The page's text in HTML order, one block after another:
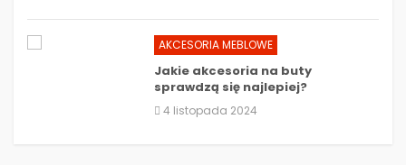
AKCESORIA MEBLOWE
Jakie akcesoria na buty
sprawdzą się najlepiej?
4 listopada 2024